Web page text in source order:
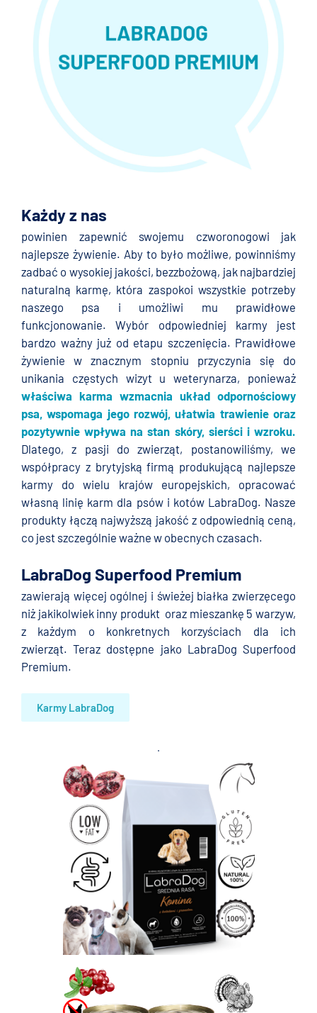
Każdy z nas
powinien zapewnić swojemu czworonogowi jak
najlepsze żywienie. Aby to było możliwe, powinniśmy
zadbać o wysokiej jakości, bezzbożową, jak najbardziej
naturalną karmę, która zaspokoi wszystkie potrzeby
naszego psa i umożliwi mu prawidłowe
funkcjonowanie. Wybór odpowiedniej karmy jest
bardzo ważny już od etapu szczenięcia. Prawidłowe
żywienie w znacznym stopniu przyczynia się do
unikania częstych wizyt u weterynarza, ponieważ
właściwa karma wzmacnia układ odpornościowy
psa, wspomaga jego rozwój, ułatwia trawienie oraz
pozytywnie wpływa na stan skóry, sierści i wzroku.
Dlatego, z pasji do zwierząt, postanowiliśmy, we
współpracy z brytyjską firmą produkującą najlepsze
karmy do wielu krajów europejskich, opracować
własną linię karm dla psów i kotów LabraDog. Nasze
produkty łączą najwyższą jakość z odpowiednią ceną,
co jest szczególnie ważne w obecnych czasach.
LabraDog Superfood Premium
zawierają więcej ogólnej i świeżej białka zwierzęcego
niż jakikolwiek inny produkt oraz mieszankę 5 warzyw,
z każdym o konkretnych korzyściach dla ich
zwierząt. Teraz dostępne jako LabraDog Superfood
Premium.
Karmy LabraDog
.